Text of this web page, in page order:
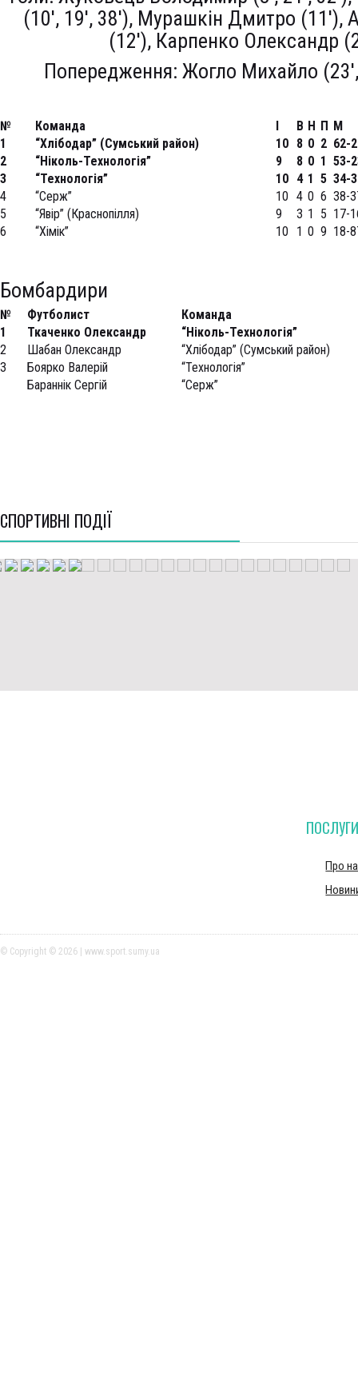
(10′, 19′, 38′), Мурашкін Дмитро
(12′), Карпенко Олександр
Попередження: Жогло Михайло (23′,
№ Команда І В Н П М
1
“Хлібодар” (Сумський район) 10 8 0 2 62-
2
“Ніколь-Технологія” 9 8 0 1 53-
3
“Технологія” 10 4 1 5 34-
4
“Серж” 10 4 0 6 38-
5
“Явір” (Краснопілля) 9 3 1 5 17-
6
“Хімік” 10 1 0 9 18-
Бомбардири
№ Футболист
Команда
1
Ткаченко Олександр
“Ніколь-Технологія”
2
Шабан Олександр
“Хлібодар” (Сумський район)
3
Боярко Валерій
“Технологія”
Бараннік Сергій
“Серж”
СПОРТИВНI ПОДІЇ
Про
© Copyright © 2026 | www.sport.sumy.ua